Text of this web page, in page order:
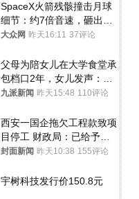
SpaceX火箭残骸撞击月球
细节：约7倍音速，砸出直
径约30米撞击坑
大众网 昨天16:11 37评论
父母为陪女儿在大学食堂承
包档口2年，女儿发声：初
衷是为了陪伴，毕业后将不
九派新闻 昨天15:48 110评论
西安一国企拖欠工程款致项
目停工 财政局：已给予处
分，正督促整改
封面新闻 昨天10:38 155评论
宇树科技发行价150.8元